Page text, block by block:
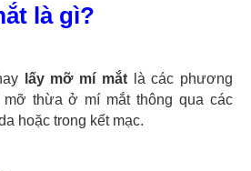
là gì?
lấy mỡ mí mắtlà các phương
mỡ thừa ở mí mắt thông qua các
hoặc trong kết mạc.